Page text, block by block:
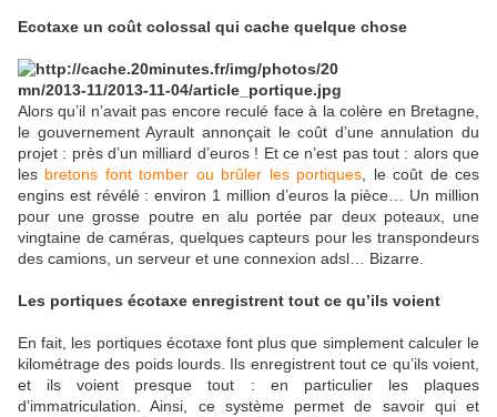
Ecotaxe un coût colossal qui cache quelque chose
Alors qu’il n’avait pas encore reculé face à la colère en Bretagne,
le gouvernement Ayrault annonçait le coût d’une annulation du
projet : près d’un milliard d’euros ! Et ce n’est pas tout : alors que
les bretons font tomber ou brûler les portiques , le coût de ces
engins est révélé : environ 1 million d’euros la pièce… Un million
pour une grosse poutre en alu portée par deux poteaux, une
vingtaine de caméras, quelques capteurs pour les transpondeurs
des camions, un serveur et une connexion adsl… Bizarre.
Les portiques écotaxe enregistrent tout ce qu’ils voient
En fait, les portiques écotaxe font plus que simplement calculer le
kilométrage des poids lourds. Ils enregistrent tout ce qu’ils voient,
et ils voient presque tout : en particulier les plaques
d’immatriculation. Ainsi, ce système permet de savoir qui et